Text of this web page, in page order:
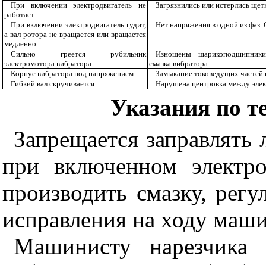
При включении электродвигатель не
работает
Загрязнились или истерлись
При включении электродвигатель гудит,
а вал ротора не вращается или вращается
медленно
Нет напряжения в одной из фаз.
Сильно греется рубильник
электромотора вибратора
Изношены
смазка вибратора
Корпус вибратора под напряжением
Замыкание токоведущих частей
Гибкий вал скручивается
Нарушена центровка между
Указания по
Запрещается
при включенном
производить смазку,
исправления на ходу
Машинисту нарезчика